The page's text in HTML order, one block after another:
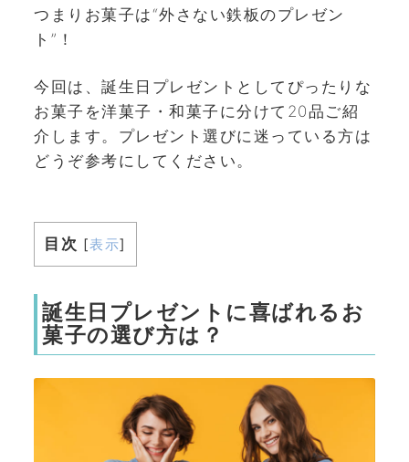
つまりお菓子は“外さない鉄板のプレゼン
ト”！
今回は、誕生日プレゼントとしてぴったりな
お菓子を洋菓子・和菓子に分けて20品ご紹
介します。プレゼント選びに迷っている方は
どうぞ参考にしてください。
目次 [表示]
誕生日プレゼントに喜ばれるお
菓子の選び方は？